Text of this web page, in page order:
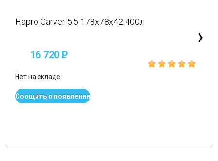
Hapro Carver 5.5 178x78x42 400л
16 720 P
Нет на складе
Соощить о появлении